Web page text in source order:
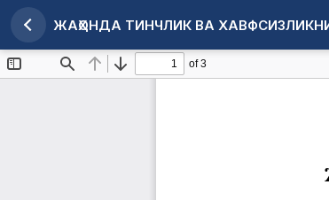
Maqola tafsilotlariga qaytish
ЖАҲОНДА ТИНЧЛИК ВА